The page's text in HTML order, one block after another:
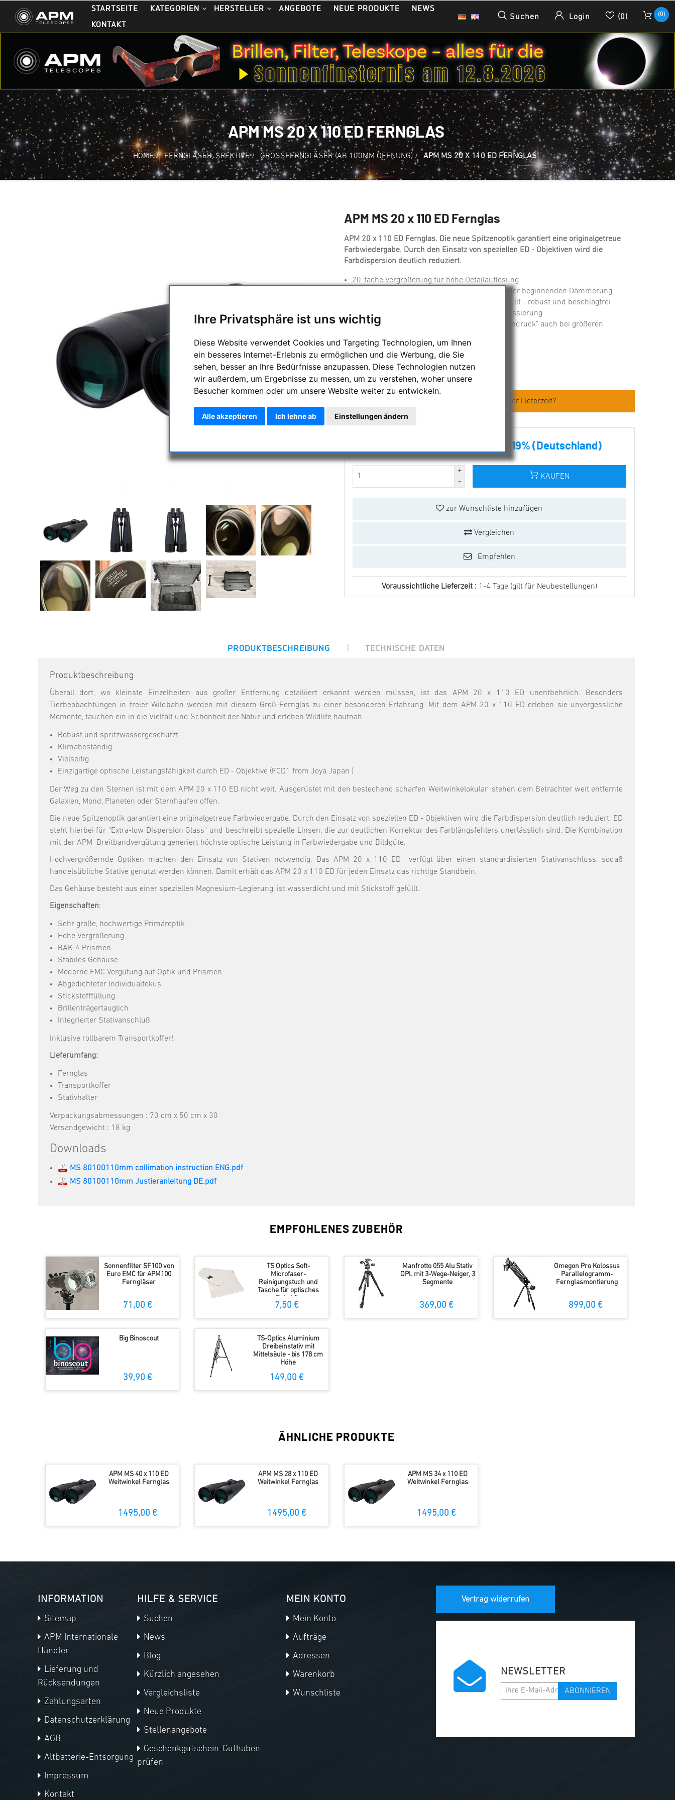
Ihre Privatsphäre ist uns wichtig
Diese Website verwendet Cookies und Targeting Technologien, um Ihnen
ein besseres Internet-Erlebnis zu ermöglichen und die Werbung, die Sie
sehen, besser an Ihre Bedürfnisse anzupassen. Diese Technologien nutzen
wir außerdem, um Ergebnisse zu messen, um zu verstehen, woher unsere
Besucher kommen oder um unsere Website weiter zu entwickeln.
Alle akzeptieren Ich lehne ab Einstellungen ändern
STARTSEITE KATEGORIEN HERSTELLER ANGEBOTE NEUE PRODUKTE
NEWS
KONTAKT
Suchen Login (0) (0)
APM MS 20 X 110 ED FERNGLAS
HOME / FERNGLÄSER, SPEKTIVE / GROSSFERNGLÄSER (AB 100MM ÖFFNUNG) / APM MS 20 X 110 ED FERNGLAS
APM MS 20 x 110 ED Fernglas
APM 20 x 110 ED Fernglas. Die neue Spitzenoptik garantiert eine originalgetreue
Farbwiedergabe. Durch den Einsatz von speziellen ED - Objektiven wird die
Farbdispersion deutlich reduziert.
20-fache Vergrößerung für hohe Detailauflösung
Große Austrittspupille für helles Bild auch in der beginnenden Dämmerung
Gummiarmiert, wasserdicht und stickstoffgefüllt - robust und beschlagfrei
Einzelokularfokussierung für individuelle Fokussierung
Porroprismen sorgen für einen "räumlichen Eindruck" auch bei größeren
Hersteller : APM Telescopes
Artikelnummer :APM-MS-20x110-ED
Fragen zum Artikel oder Lieferzeit?
1495,00 € inkl. MwSt. 19% (Deutschland)
KAUFEN
zur Wunschliste hinzufügen
Vergleichen
Empfehlen
Voraussichtliche Lieferzeit : 1-4 Tage (gilt für Neubestellungen)
PRODUKTBESCHREIBUNG | TECHNISCHE DATEN
Produktbeschreibung
Überall dort, wo kleinste Einzelheiten aus großer Entfernung detailiiert erkannt werden müssen, ist das APM 20 x 110 ED unentbehrlich. Besonders
Tierbeobachtungen in freier Wildbahn werden mit diesem Groß-Fernglas zu einer besonderen Erfahrung. Mit dem APM 20 x 110 ED erleben sie unvergessliche
Momente, tauchen ein in die Vielfalt und Schönheit der Natur und erleben Wildlife hautnah.
Robust und spritzwassergeschützt
Klimabeständig
Vielseitig
Einzigartige optische Leistungsfähigkeit durch ED - Objektive (FCD1 from Joya Japan )
Der Weg zu den Sternen ist mit dem APM 20 x 110 ED nicht weit. Ausgerüstet mit den bestechend scharfen Weitwinkelokular stehen dem Betrachter weit entfernte
Galaxien, Mond, Planeten oder Sternhaufen offen.
Die neue Spitzenoptik garantiert eine originalgetreue Farbwiedergabe. Durch den Einsatz von speziellen ED - Objektiven wird die Farbdispersion deutlich reduziert. ED
steht hierbei für "Extra-low Dispersion Glass" und beschreibt spezielle Linsen, die zur deutlichen Korrektur des Farblängsfehlers unerlässlich sind. Die Kombination
mit der APM Breitbandvergütung generiert höchste optische Leistung in Farbwiedergabe und Bildgüte.
Hochvergrößernde Optiken machen den Einsatz von Stativen notwendig. Das APM 20 x 110 ED verfügt über einen standardisierten Stativanschluss, sodaß
handelsübliche Stative genutzt werden können. Damit erhält das APM 20 x 110 ED für jeden Einsatz das richtige Standbein.
Das Gehäuse besteht aus einer speziellen Magnesium-Legierung, ist wasserdicht und mit Stickstoff gefüllt.
Eigenschaften:
Sehr große, hochwertige Primäroptik
Hohe Vergrößerung
BAK-4 Prismen
Stabiles Gehäuse
Moderne FMC Vergütung auf Optik und Prismen
Abgedichteter Individualfokus
Stickstofffüllung
Brillenträgertauglich
Integrierter Stativanschluß
Inklusive rollbarem Transportkoffer!
Lieferumfang:
Fernglas
Transportkoffer
Stativhalter
Verpackungsabmessungen : 70 cm x 50 cm x 30
Versandgewicht : 18 kg
Downloads
MS 80100110mm collimation instruction ENG.pdf
MS 80100110mm Justieranleitung DE.pdf
EMPFOHLENES ZUBEHÖR
Sonnenfilter SF100 von
Euro EMC für APM100
Ferngläser
71,00 €
TS Optics Soft-
Microfaser-
Reinigungstuch und
Tasche für optisches
Zubehör
7,50 €
Manfrotto 055 Alu Stativ
QPL mit 3-Wege-Neiger, 3
Segmente
369,00 €
Omegon Pro Kolossus
Parallelogramm-
Fernglasmontierung
899,00 €
Big Binoscout
39,90 €
TS-Optics Aluminium
Dreibeinstativ mit
Mittelsäule - bis 178 cm
Höhe
149,00 €
ÄHNLICHE PRODUKTE
APM MS 40 x 110 ED
Weitwinkel Fernglas
1495,00 €
APM MS 28 x 110 ED
Weitwinkel Fernglas
1495,00 €
APM MS 34 x 110 ED
Weitwinkel Fernglas
1495,00 €
INFORMATION
Sitemap
APM Internationale
Händler
Lieferung und
Rücksendungen
Zahlungsarten
Datenschutzerklärung
AGB
Altbatterie-Entsorgung
Impressum
Kontakt
HILFE & SERVICE
Suchen
News
Blog
Kürzlich angesehen
Vergleichsliste
Neue Produkte
Stellenangebote
Geschenkgutschein-Guthaben
prüfen
MEIN KONTO
Mein Konto
Aufträge
Adressen
Warenkorb
Wunschliste
Vertrag widerrufen
NEWSLETTER
ABONNIEREN